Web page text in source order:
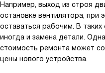
Например, выход из строя
остановке вентилятора,
оставаться рабочим. В таких
иногда и замена детали.
стоимость ремонта может
цены нового устройства.